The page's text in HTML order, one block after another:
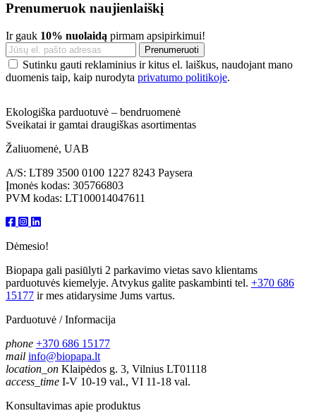
Prenumeruok naujienlaiškį
Ir gauk 10% nuolaidą pirmam apsipirkimui!
Sutinku gauti reklaminius ir kitus el. laiškus, naudojant mano
duomenis taip, kaip nurodyta privatumo politikoje.
Ekologiška parduotuvė – bendruomenė
Sveikatai ir gamtai draugiškas asortimentas
Žaliuomenė, UAB
A/S: LT89 3500 0100 1227 8243 Paysera
Įmonės kodas: 305766803
PVM kodas: LT100014047611
Dėmesio!
Biopapa gali pasiūlyti 2 parkavimo vietas savo klientams
parduotuvės kiemelyje. Atvykus galite paskambinti tel. +370 686
15177 ir mes atidarysime Jums vartus.
Parduotuvė / Informacija
phone +370 686 15177
mail info@biopapa.lt
location_on Klaipėdos g. 3, Vilnius LT01118
access_time I-V 10-19 val., VI 11-18 val.
Konsultavimas apie produktus